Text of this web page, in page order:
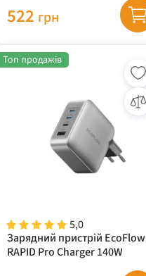
522 грн
5,0
Зарядний пристрій EcoFlow
RAPID Pro Charger 140W
Топ продажів